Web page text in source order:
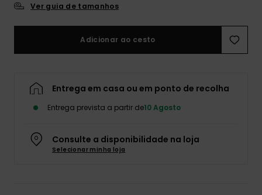
Ver guia de tamanhos
Adicionar ao cesto
Entrega em casa ou em ponto de recolha
Entrega prevista a partir de10 Agosto
Consulte a disponibilidade na loja
Selecionar minha loja